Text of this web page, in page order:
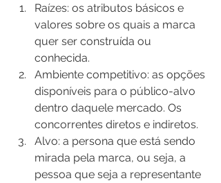
Raízes: os atributos básicos e
valores sobre os quais a marca
quer ser construída ou
conhecida.
Ambiente competitivo: as opções
disponíveis para o público-alvo
dentro daquele mercado. Os
concorrentes diretos e indiretos.
Alvo: a persona que está sendo
mirada pela marca, ou seja, a
pessoa que seja a representante